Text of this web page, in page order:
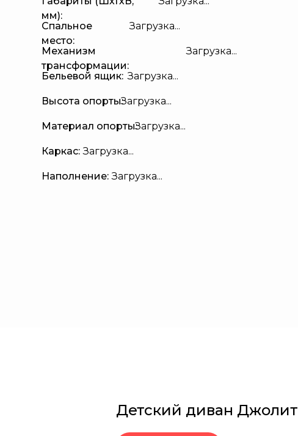
мм):
Загрузка...
Спальное
место:
Загрузка...
Механизм
трансформации:
Загрузка...
Бельевой ящик:
Загрузка...
Высота опорты:
Загрузка...
Материал опорты:
Загрузка...
Наполнение:
Каркас: Загрузка...
Детский диван Джолит